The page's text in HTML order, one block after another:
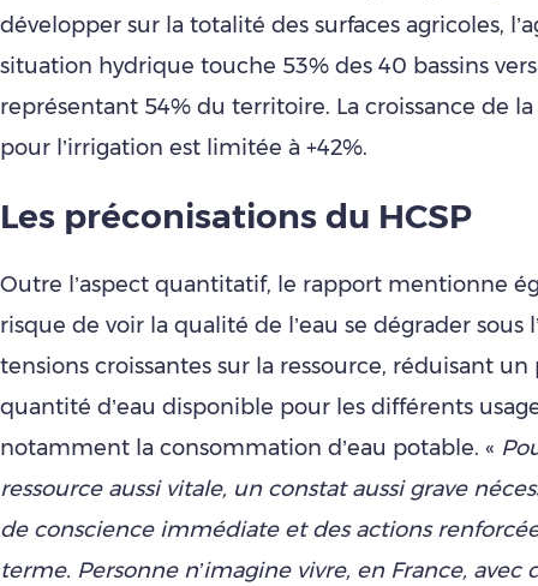
développer sur la totalité des surfaces agricoles,
situation hydrique touche 53% des 40 bassins
représentant 54% du territoire. La croissance de
pour l’irrigation est limitée à +42%.
Les préconisations du HCSP
Outre l’aspect quantitatif, le rapport mentionne
risque de voir la qualité de l’eau se dégrader sous
tensions croissantes sur la ressource, réduisant un
quantité d’eau disponible pour les différents
notamment la consommation d’eau potable. «
ressource aussi vitale, un constat aussi grave
de conscience immédiate et des actions
terme. Personne n’imagine vivre, en France, avec